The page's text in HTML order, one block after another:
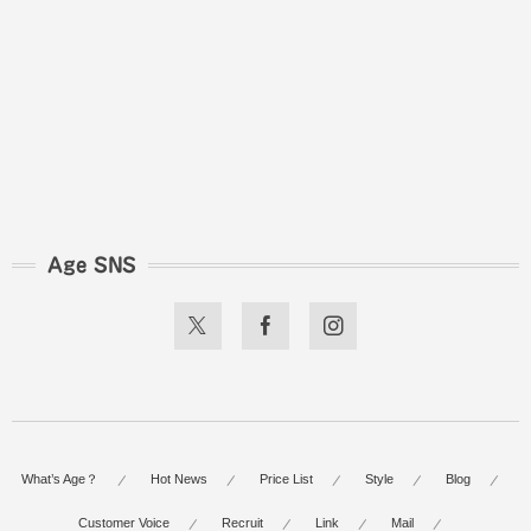
Age SNS
What’s Age？ Hot News Price List Style Blog
Customer Voice Recruit Link Mail